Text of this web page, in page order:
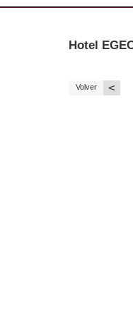
Hotel
Volver <